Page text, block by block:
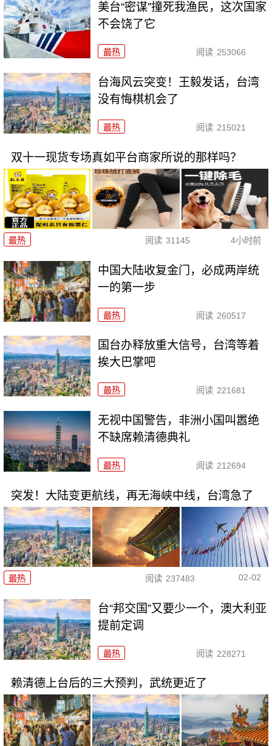
美台“密谋”撞死我渔民，这次国家
不会饶了它
最热 阅读 253066
台海风云突变！王毅发话，台湾
没有悔棋机会了
最热 阅读 215021
双十一现货专场真如平台商家所说的那样吗？
最热 阅读 31145 4小时前
中国大陆收复金门，必成两岸统
一的第一步
最热 阅读 260517
国台办释放重大信号，台湾等着
挨大巴掌吧
最热 阅读 221681
无视中国警告，非洲小国叫嚣绝
不缺席赖清德典礼
最热 阅读 212694
突发！大陆变更航线，再无海峡中线，台湾急了
最热 阅读 237483 02-02
台“邦交国”又要少一个，澳大利亚
提前定调
最热 阅读 228271
赖清德上台后的三大预判，武统更近了